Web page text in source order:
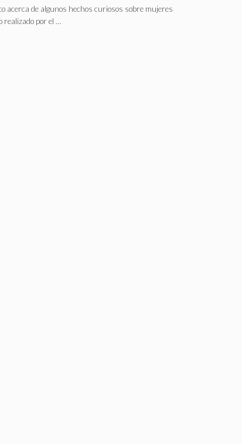
acerca de algunos hechos curiosos sobre mujeres
realizado por el …